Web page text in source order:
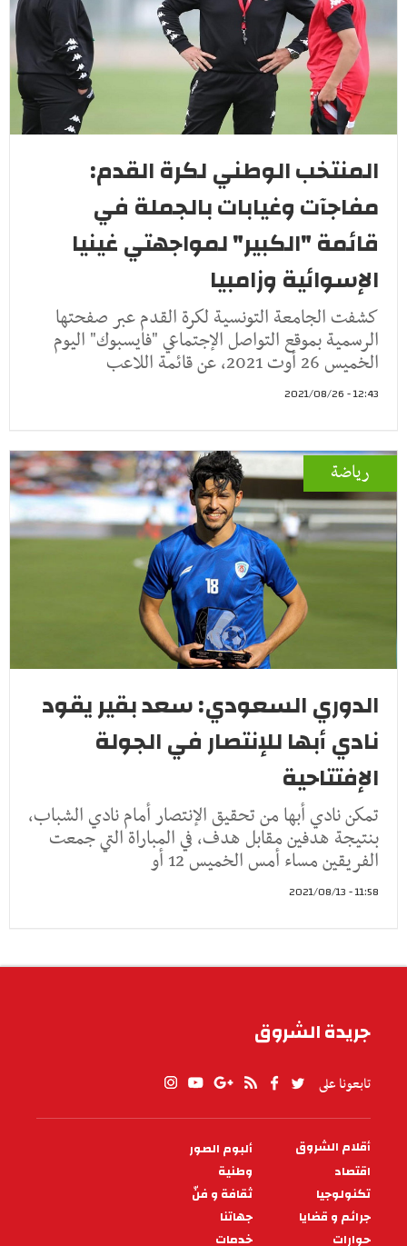
المنتخب الوطني لكرة القدم:
مفاجآت وغيابات بالجملة في
قائمة "الكبير" لمواجهتي غينيا
الإسوائية وزامبيا
كشفت الجامعة التونسية لكرة القدم عبر صفحتها
الرسمية بموقع التواصل الإجتماعي "فايسبوك" اليوم
الخميس 26 أوت 2021، عن قائمة اللاعب
12:43 - 2021/08/26
رياضة
الدوري السعودي: سعد بقير يقود
نادي أبها للإنتصار في الجولة
الإفتتاحية
تمكن نادي أبها من تحقيق الإنتصار أمام نادي الشباب،
بنتيجة هدفين مقابل هدف، في المباراة التي جمعت
الفريقين مساء أمس الخميس 12 أو
11:58 - 2021/08/13
جريدة الشروق
تابعونا على
PIED
DE
PAGE
أقلام الشروق
ألبوم الصور
اقتصاد
وطنية
تكنولوجيا
ثقافة و فنّ
جرائم و قضايا
جهاتنا
حوارات
خدمات